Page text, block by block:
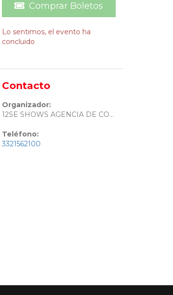
Comprar Boletos
Lo sentimos, el evento ha
concluido
Contacto
Organizador:
12SE SHOWS AGENCIA DE CONCIERTOS & MUNDILANDIA
Teléfono:
3321562100